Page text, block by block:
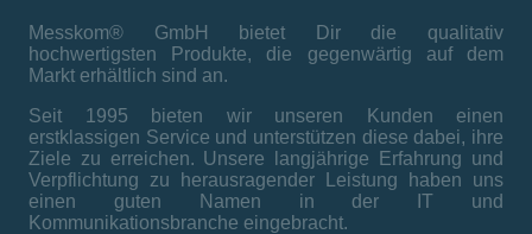
Messkom® GmbH bietet Dir die qualitativ
hochwertigsten Produkte, die gegenwärtig auf dem
Markt erhältlich sind an.
Seit 1995 bieten wir unseren Kunden einen
erstklassigen Service und unterstützen diese dabei, ihre
Ziele zu erreichen. Unsere langjährige Erfahrung und
Verpflichtung zu herausragender Leistung haben uns
einen guten Namen in der IT und
Kommunikationsbranche eingebracht.